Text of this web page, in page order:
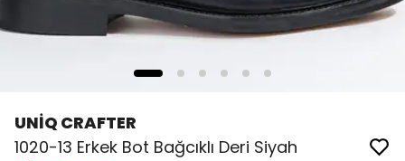
UNİQ CRAFTER
1020-13 Erkek Bot Bağcıklı Deri Siyah